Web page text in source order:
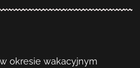
okresie wakacyjnym